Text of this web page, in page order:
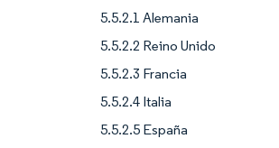
5.5.2.1 Alemania
5.5.2.2 Reino Unido
5.5.2.3 Francia
5.5.2.4 Italia
5.5.2.5 España